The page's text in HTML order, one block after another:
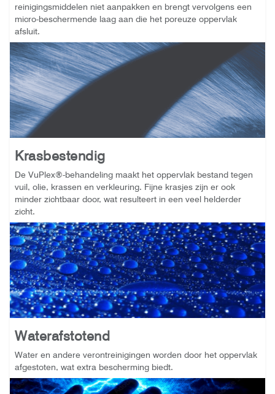
reinigingsmiddelen niet aanpakken en brengt vervolgens een
micro-beschermende laag aan die het poreuze oppervlak
afsluit.
Krasbestendig
De VuPlex®-behandeling maakt het oppervlak bestand tegen
vuil, olie, krassen en verkleuring. Fijne krasjes zijn er ook
minder zichtbaar door, wat resulteert in een veel helderder
zicht.
Waterafstotend
Water en andere verontreinigingen worden door het oppervlak
afgestoten, wat extra bescherming biedt.